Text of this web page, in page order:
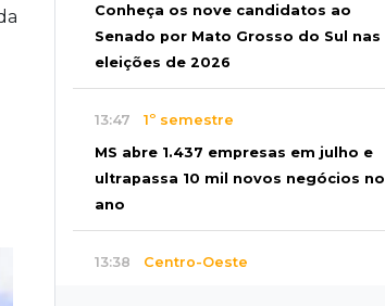
Conheça os nove candidatos ao
Senado por Mato Grosso do Sul nas
eleições de 2026
13:47 1º semestre
MS abre 1.437 empresas em julho e
ultrapassa 10 mil novos negócios no
ano
13:38 Centro-Oeste